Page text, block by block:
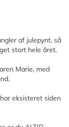
af julepynt, så
stort hele året.
Marie, med
eksisteret siden